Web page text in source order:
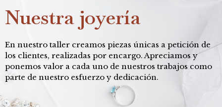
Nuestra joyería
En nuestro taller creamos piezas únicas a petición de
los clientes, realizadas por encargo. Apreciamos y
ponemos valor a cada uno de nuestros trabajos como
parte de nuestro esfuerzo y dedicación.